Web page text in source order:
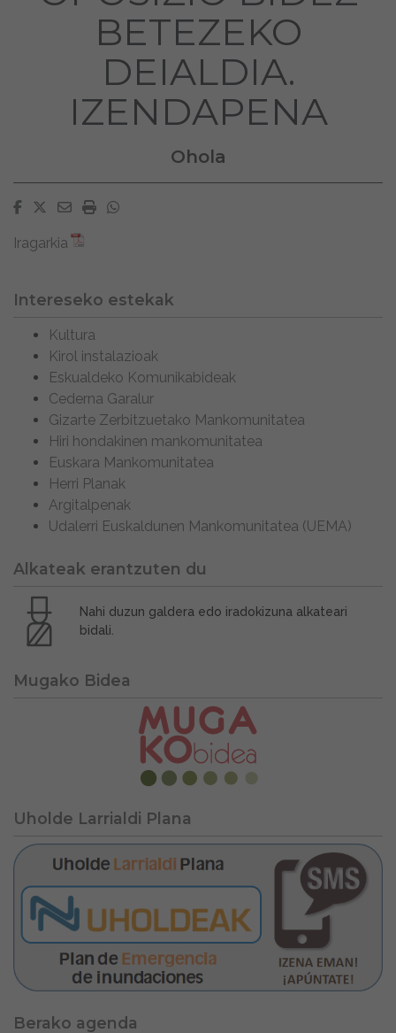
BETEZEKO
DEIALDIA.
IZENDAPENA
Ohola
Facebook
Twitter
EmailImprimirWhatsapp
Iragarkia
Intereseko estekak
Kultura
Kirol instalazioak
Eskualdeko Komunikabideak
Cederna Garalur
Gizarte Zerbitzuetako Mankomunitatea
Hiri hondakinen mankomunitatea
Euskara Mankomunitatea
Herri Planak
Argitalpenak
Udalerri Euskaldunen Mankomunitatea (UEMA)
Alkateak erantzuten du
Nahi duzun galdera edo iradokizuna alkateari
bidali.
Mugako Bidea
Uholde Larrialdi Plana
Berako agenda